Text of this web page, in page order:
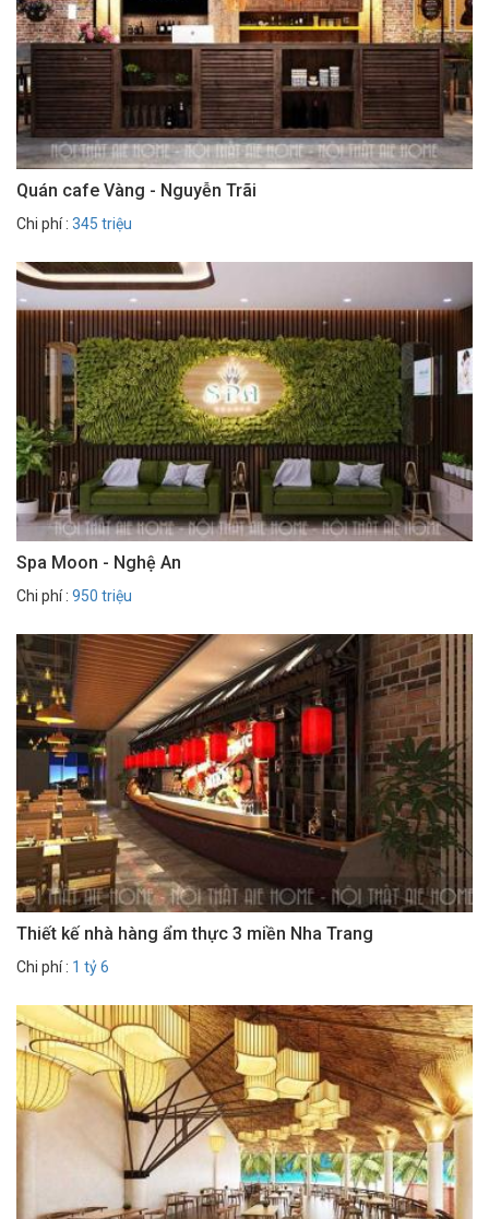
Quán cafe Vàng - Nguyễn Trãi
Chi phí : 345 triệu
Spa Moon - Nghệ An
Chi phí : 950 triệu
Thiết kế nhà hàng ẩm thực 3 miền Nha Trang
Chi phí : 1 tỷ 6